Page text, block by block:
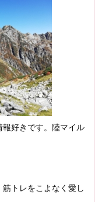
好きです。陸マイル
トレをこよなく愛し